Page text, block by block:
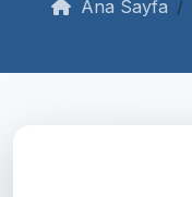
Ana Sayfa